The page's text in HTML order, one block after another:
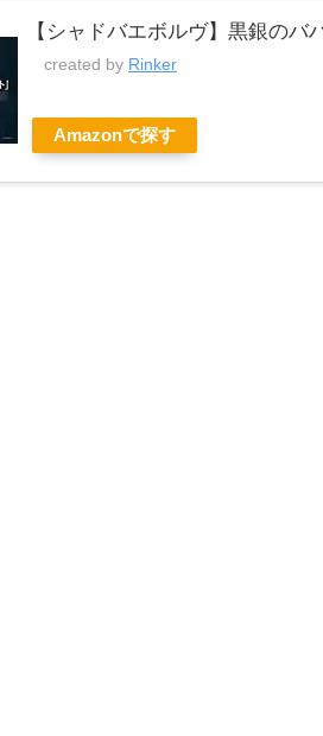
【シャドバエボルヴ】黒銀のバ
created by Rinker
Amazonで探す